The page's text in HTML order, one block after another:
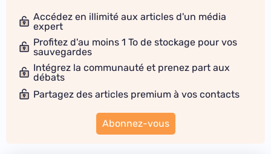
Accédez en illimité aux articles d'un média
expert
Profitez d'au moins 1 To de stockage pour vos
sauvegardes
Intégrez la communauté et prenez part aux
débats
Partagez des articles premium à vos contacts
Abonnez-vous